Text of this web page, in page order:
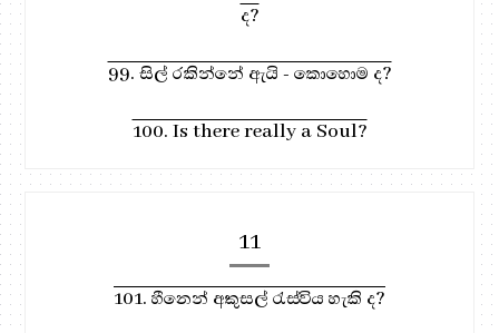
ද?
99. සිල් රකින්නේ ඇයි - කොහොම ද?
100. Is there really a Soul?
11
101. හීනෙන් අකුසල් රැස්විය හැකි ද?